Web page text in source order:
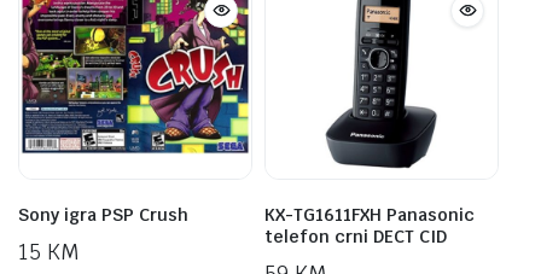
Sony igra PSP Crush
15 KM
KX-TG1611FXH Panasonic
telefon crni DECT CID